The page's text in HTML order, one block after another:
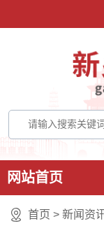
网站首页
首页 > 新闻资